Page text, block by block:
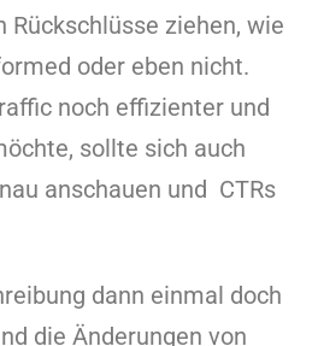
Rückschlüsse ziehen, wie
oder eben nicht.
noch effizienter und
sollte sich auch
anschauen und CTRs
dann einmal doch
die Änderungen von